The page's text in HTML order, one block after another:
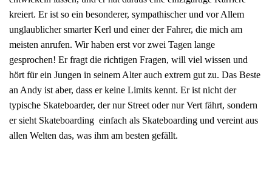
kreiert. Er ist so ein besonderer, sympathischer und vor Allem
unglaublicher smarter Kerl und einer der Fahrer, die mich am
meisten anrufen. Wir haben erst vor zwei Tagen lange
gesprochen! Er fragt die richtigen Fragen, will viel wissen und
hört für ein Jungen in seinem Alter auch extrem gut zu. Das Beste
an Andy ist aber, dass er keine Limits kennt. Er ist nicht der
typische Skateboarder, der nur Street oder nur Vert fährt, sondern
er sieht Skateboarding einfach als Skateboarding und vereint aus
allen Welten das, was ihm am besten gefällt.